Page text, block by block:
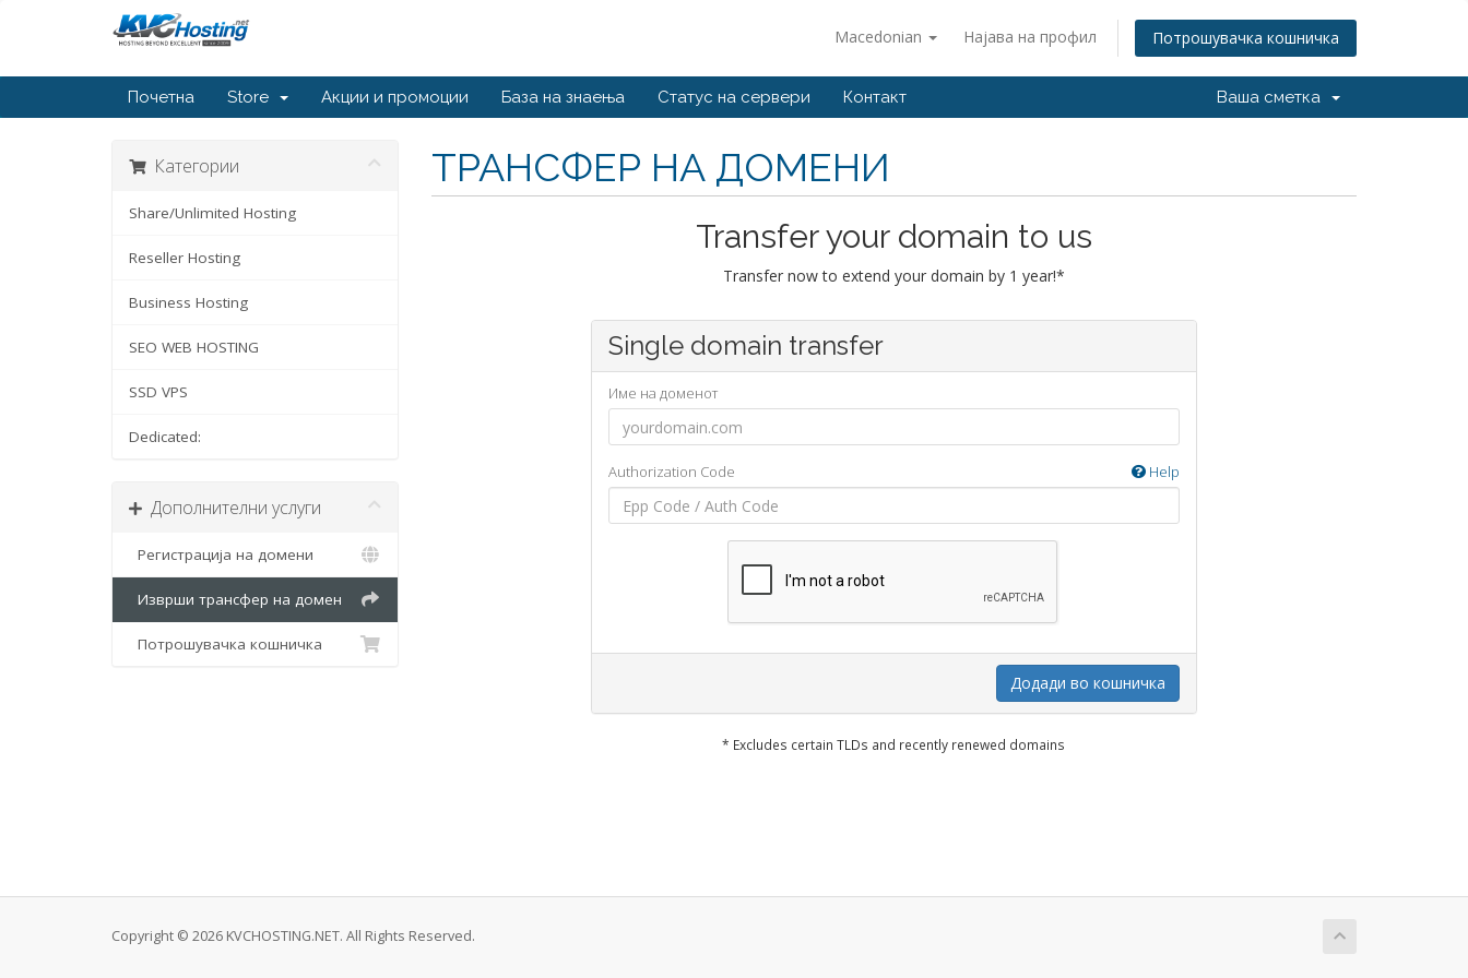
Macedonian Најава на профил Потрошувачка кошничка
Почетна Store Акции и промоции База на знаења Статус на сервери Контакт Ваша сметка
Категории
Share/Unlimited Hosting
Reseller Hosting
Business Hosting
SEO WEB HOSTING
SSD VPS
Dedicated:
Дополнителни услуги
Регистрација на домени
Изврши трансфер на домен
Потрошувачка кошничка
ТРАНСФЕР НА ДОМЕНИ
Transfer your domain to us
Transfer now to extend your domain by 1 year!*
Single domain transfer
Име на доменот
Authorization Code Help
Додади во кошничка
* Excludes certain TLDs and recently renewed domains
Copyright © 2026 KVCHOSTING.NET. All Rights Reserved.